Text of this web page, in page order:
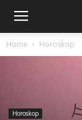
Home Horoskop
Horoskop